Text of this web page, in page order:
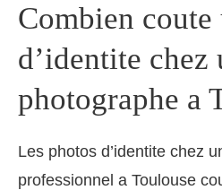
Combien coute
d’identite chez
photographe a
Les photos d’identite chez
professionnel a Toulouse